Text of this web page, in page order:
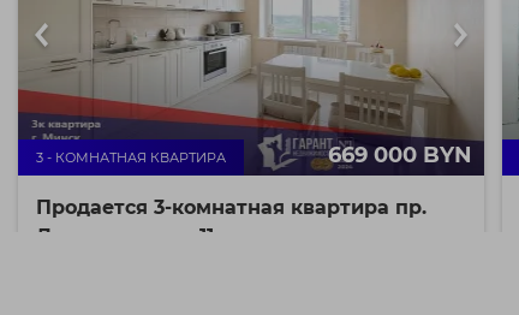
3 - КОМНАТНАЯ КВАРТИРА 669 000 BYN
Продается 3-комнатная квартира пр.
Дзержинского, 11